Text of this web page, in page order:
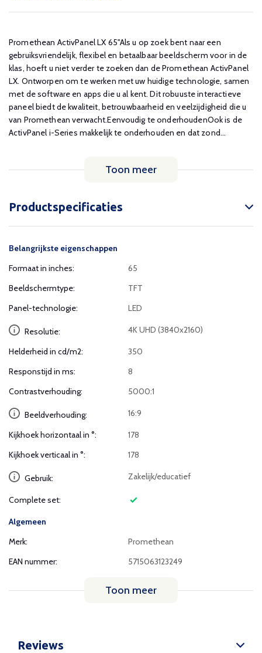
Promethean ActivPanel LX 65"Als u op zoek bent naar een
gebruiksvriendelijk, flexibel en betaalbaar beeldscherm voor in de
klas, hoeft u niet verder te zoeken dan de Promethean ActivPanel
LX. Ontworpen om te werken met uw huidige technologie, samen
met de software en apps die u al kent. Dit robuuste interactieve
paneel biedt de kwaliteit, betrouwbaarheid en veelzijdigheid die u
van Promethean verwacht.Eenvoudig te onderhoudenOok is de
ActivPanel i-Series makkelijk te onderhouden en dat zond...
Toon meer
Productspecificaties
Belangrijkste eigenschappen
Formaat in inches:
65
Beeldschermtype:
TFT
Panel-technologie:
LED
Resolutie: 4K UHD (3840x2160)
Helderheid in cd/m2:
350
Responstijd in ms:
8
Contrastverhouding:
5000:1
Beeldverhouding: 16:9
Kijkhoek horizontaal in °:
178
Kijkhoek verticaal in °:
178
Gebruik: Zakelijk/educatief
Complete set:
Algemeen
Merk:
Promethean
EAN nummer:
5715063123249
Toon meer
Reviews